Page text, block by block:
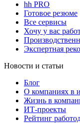
hh PRO
Готовое резюме
Все сервисы
Хочу у вас
Экспертная
Новости и статьи
Блог
О компаниях в
Жизнь в
ИТ-проекты
Рейтинг